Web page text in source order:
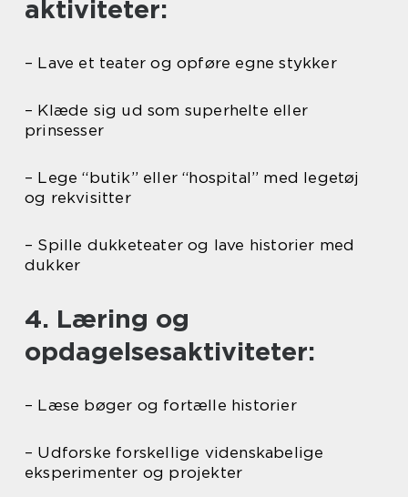
aktiviteter:
– Lave et teater og opføre egne stykker
– Klæde sig ud som superhelte eller
prinsesser
– Lege “butik” eller “hospital” med legetøj
og rekvisitter
– Spille dukketeater og lave historier med
dukker
4. Læring og
opdagelsesaktiviteter:
– Læse bøger og fortælle historier
– Udforske forskellige videnskabelige
eksperimenter og projekter